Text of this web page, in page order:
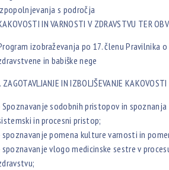
s področja
IN VARNOSTI V ZDRAVSTVU TER
izobraževanja po 17. členu Pravilnika
in babiške nege
ZAGOTAVLJANJE IN IZBOLJŠEVANJE
Spoznavanje sodobnih pristopov in
in procesni pristop;
spoznavanje pomena kulture varnosti in
spoznavanje vlogo medicinske sestre v